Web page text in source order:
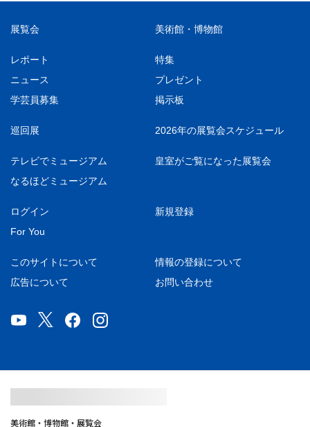
展覧会 美術館・博物館
レポート
特集
ニュース
プレゼント
学芸員募集
掲示板
巡回展 2026年の展覧会スケジュール
テレビでミュージアム
皇室がご覧になった展覧会
なるほどミュージアム
ログイン
新規登録
For You
このサイトについて
情報の登録について
広告について
お問い合わせ
美術館・博物館・展覧会